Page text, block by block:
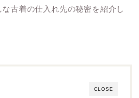
古着の仕入れ先の秘密を紹介し
CLOSE